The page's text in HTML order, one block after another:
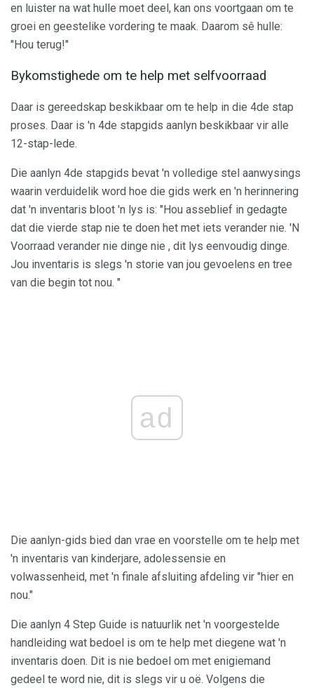
en luister na wat hulle moet deel, kan ons voortgaan om te
groei en geestelike vordering te maak. Daarom sê hulle:
"Hou terug!"
Bykomstighede om te help met selfvoorraad
Daar is gereedskap beskikbaar om te help in die 4de stap
proses. Daar is 'n 4de stapgids aanlyn beskikbaar vir alle
12-stap-lede.
Die aanlyn 4de stapgids bevat 'n volledige stel aanwysings
waarin verduidelik word hoe die gids werk en 'n herinnering
dat 'n inventaris bloot 'n lys is: "Hou asseblief in gedagte
dat die vierde stap nie te doen het met iets verander nie. 'N
Voorraad verander nie dinge nie , dit lys eenvoudig dinge.
Jou inventaris is slegs 'n storie van jou gevoelens en tree
van die begin tot nou. "
ad
Die aanlyn-gids bied dan vrae en voorstelle om te help met
'n inventaris van kinderjare, adolessensie en
volwassenheid, met 'n finale afsluiting afdeling vir "hier en
nou."
Die aanlyn 4 Step Guide is natuurlik net 'n voorgestelde
handleiding wat bedoel is om te help met diegene wat 'n
inventaris doen. Dit is nie bedoel om met enigiemand
gedeel te word nie, dit is slegs vir u oë. Volgens die